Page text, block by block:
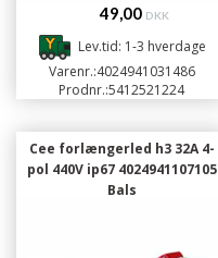
49,00 DKK
Lev.tid: 1-3 hverdage
Varenr.:4024941031486
Prodnr.:5412521224
Cee forlængerled h3 32A 4-
pol 440V ip67 4024941107105
Bals